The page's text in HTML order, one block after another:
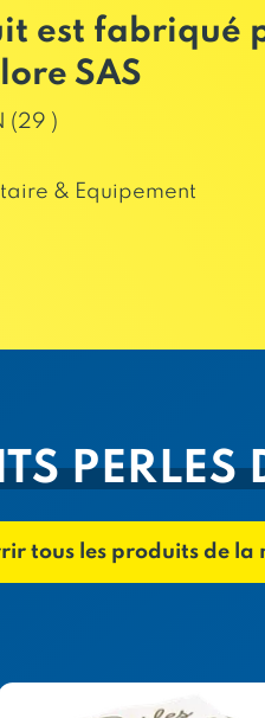
est fabriqué
SAS
(29 )
& Equipement
PERLES
tous les produits de la